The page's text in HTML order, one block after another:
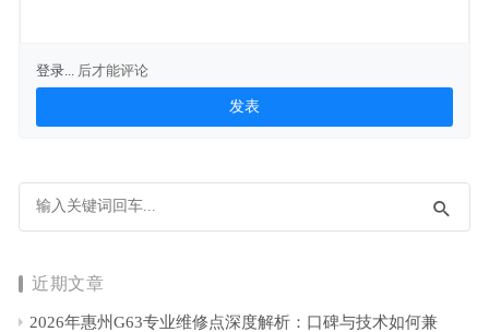
登录... 后才能评论
近期文章
2026年惠州G63专业维修点深度解析：口碑与技术如何兼